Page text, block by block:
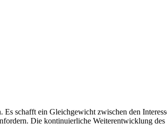
schafft ein Gleichgewicht zwischen den
Die kontinuierliche Weiterentwicklung des